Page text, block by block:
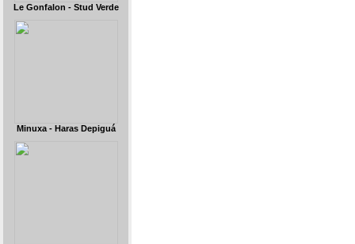
Le Gonfalon - Stud Verde
Minuxa - Haras Depiguá